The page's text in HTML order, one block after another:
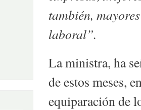
también,
laboral”.
La ministra, ha
de estos meses,
equiparación de